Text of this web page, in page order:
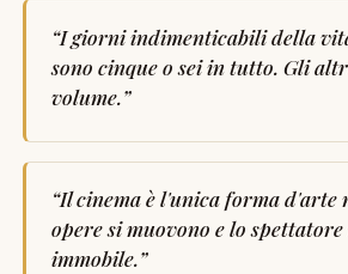
“I giorni indimenticabili della
sono cinque o sei in tutto. Gli
volume.”
“Il cinema è l'unica forma d'arte
opere si muovono e lo
immobile.”